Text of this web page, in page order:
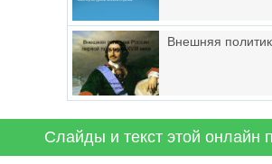
Внешняя
Слайды и текст этой онлайн